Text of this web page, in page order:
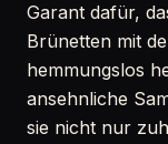
Garant dafür,
Brünetten mit
hemmungslos
ansehnliche
sie nicht nur